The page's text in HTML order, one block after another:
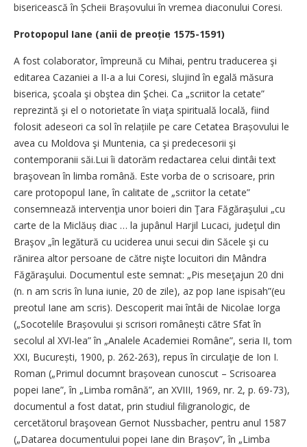
bisericească în Șcheii Brașovului în vremea diaconului Coresi.
Protopopul Iane (anii de preoție 1575-1591)
A fost colaborator, împreună cu Mihai, pentru traducerea şi
editarea Cazaniei a II-a a lui Coresi, slujind în egală măsura
biserica, şcoala şi obştea din Şchei. Ca „scriitor la cetate”
reprezintă şi el o notorietate în viaţa spirituală locală, fiind
folosit adeseori ca sol în relațiile pe care Cetatea Brașovului le
avea cu Moldova şi Muntenia, ca şi predecesorii şi
contemporanii săi.Lui îi datorăm redactarea celui dintâi text
braşovean în limba română. Este vorba de o scrisoare, prin
care protopopul Iane, în calitate de „scriitor la cetate”
consemnează intervenţia unor boieri din Ţara Făgăraşului „cu
carte de la Miclăuș diac … la jupânul Harjil Lucaci, judeţul din
Braşov „în legătură cu uciderea unui secui din Săcele şi cu
rănirea altor persoane de către nişte locuitori din Mândra
Făgăraşului. Documentul este semnat: „Pis meseţajun 20 dni
(n. n am scris în luna iunie, 20 de zile), az pop Iane ispisah”(eu
preotul Iane am scris). Descoperit mai întâi de Nicolae Iorga
(„Socotelile Brașovului și scrisori românești către Sfat în
secolul al XVI-lea” în „Analele Academiei Române”, seria II, tom
XXI, București, 1900, p. 262-263), repus în circulaţie de Ion I.
Roman („Primul documnt brașovean cunoscut – Scrisoarea
popei Iane”, în „Limba română”, an XVIII, 1969, nr. 2, p. 69-73),
documentul a fost datat, prin studiul filigranologic, de
cercetătorul braşovean Gernot Nussbacher, pentru anul 1587
(„Datarea documentului popei Iane din Brașov”, în „Limba